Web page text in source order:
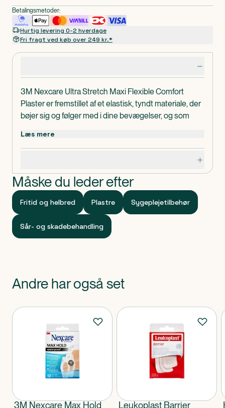
3M Nexcare Ultra Stretch Maxi Flexible Comfort
Plaster er fremstillet af et elastisk, tyndt materiale, der
bøjer sig og følger med i dine bevægelser, og som
albuer. Plasteret har en blød, behagelig pasform, så du
næsten ikke mærker, at du har det på. Meget åndbart
indeholder ikke naturgummilatex. Produktet har UV-
beskyttelse.
Dosis og Anvendelse
Anvendes ved behov.
Plastre måler 50 mm x 101 mm.
Vær opmærksom på
Klassificeret som
Produktet er CE-mærket medicinsk udstyr.
Læs mere
Måske du leder efter
Fritid og helbred Plastre Sygeplejetilbehør
Sår- og skadebehandling
Betalingsmetoder:
Hurtig levering 0-2 hverdage
Fri fragt ved køb over 249 kr.*
Andre har også set
Produkter
3M Nexcare Max Hold
Leukoplast Barrier